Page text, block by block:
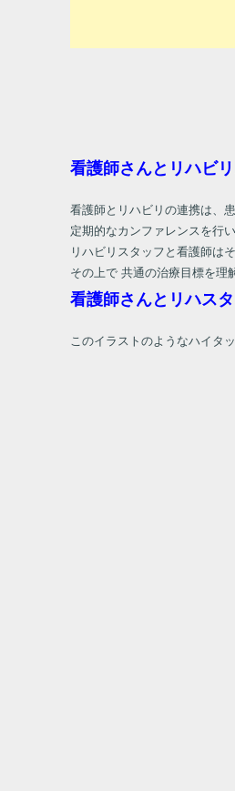
看護師さんとリハビ
看護師とリハビリの連携は、
定期的なカンファレンスを行
リハビリスタッフと看護師は
その上で 共通の治療目標を理
看護師さんとリハス
このイラストのようなハイタ